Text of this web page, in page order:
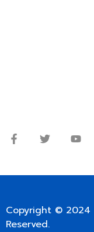
Copyright © 2024
Reserved.